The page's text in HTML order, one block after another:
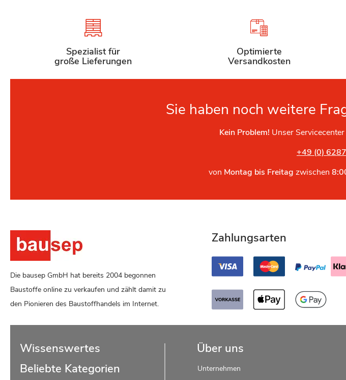
Spezialist für
große Lieferungen
Optimierte
Versandkosten
Sie haben noch weitere
Kein Problem! Unser
+49 (0)
von Montag bis Freitag zwischen
Die bausep GmbH hat bereits 2004 begonnen
Baustoffe online zu verkaufen und zählt damit zu
den Pionieren des Baustoffhandels im Internet.
Zahlungsarten
Wissenswertes
Beliebte Kategorien
Über uns
Unternehmen